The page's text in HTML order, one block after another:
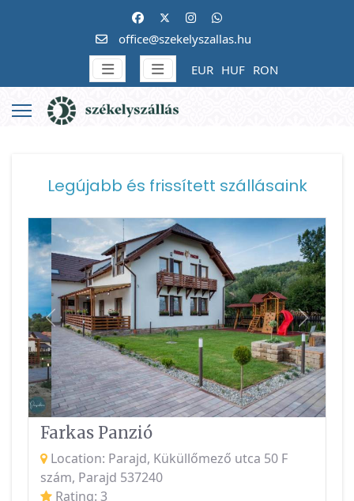
office@szekelyszallas.hu
EUR HUF RON
Legújabb és frissített szállásaink
Previous Next
Farkas Panzió
Location: Parajd, Küküllőmező utca 50 F
szám, Parajd 537240
Rating: 3